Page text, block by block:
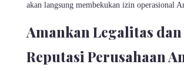
akan langsung membekukan izin operasional
Amankan Legalitas dan
Reputasi Perusahaan